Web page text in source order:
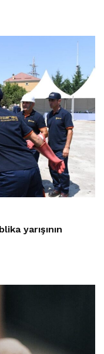
yarışının